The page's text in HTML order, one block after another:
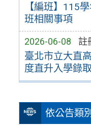
【編班】115
班相關事項
2026-06-08 註
臺北市立大直
度直升入學錄
依公告類